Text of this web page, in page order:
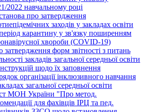
2022 навчальному році
про затвердження
заходів у закладах освіти
карантину у зв'язку поширенням
хвороби (COVID-19)
затвердження форм звітності з питань
закладів загальної середньої освіти
щодо їх заповнення
організації інклюзивного навчання
загальної середньої освіти
МОН України "Про метод.
для фахівців ІРЦ та пед.